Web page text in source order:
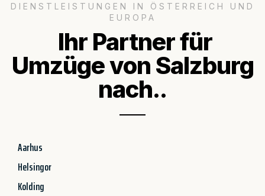
DIENSTLEISTUNGEN IN ÖSTERREICH UND
EUROPA
Ihr Partner für
Umzüge von Salzburg
nach..
Aarhus
Helsingor
Kolding